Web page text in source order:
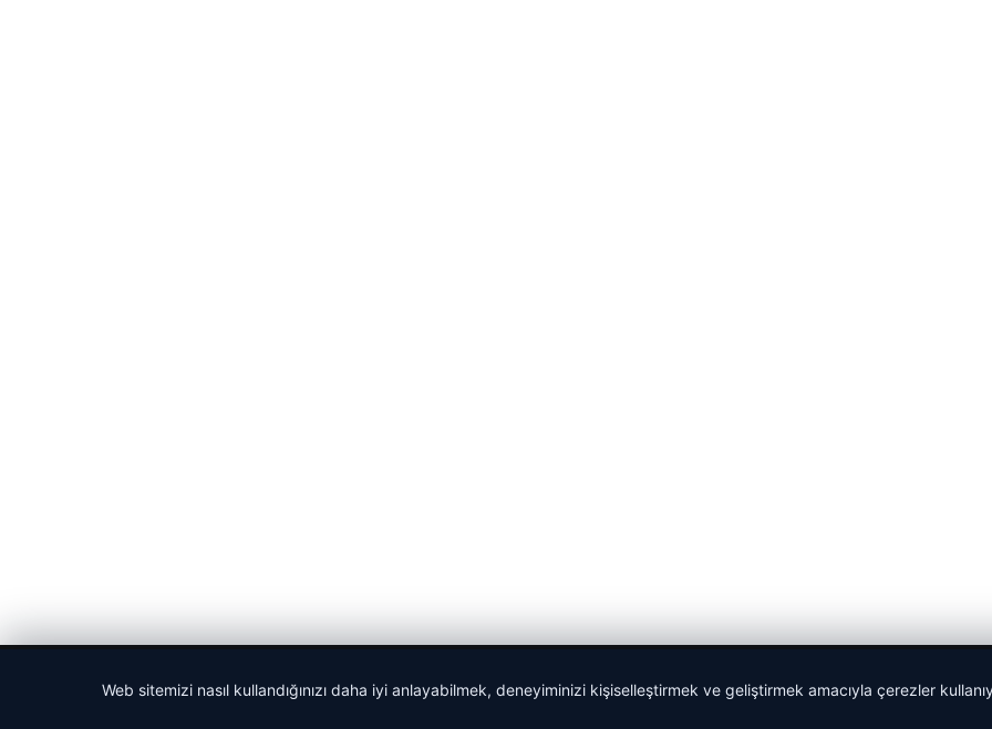
Web sitemizi nasıl kullandığınızı daha iyi anlayabilmek, deneyiminizi kişiselleştirmek ve geliştirmek amacıyla çerezler